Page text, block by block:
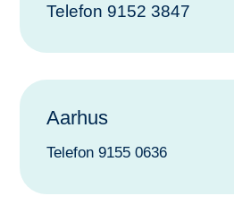
Telefon 9152 3847
Aarhus
Telefon 9155 0636